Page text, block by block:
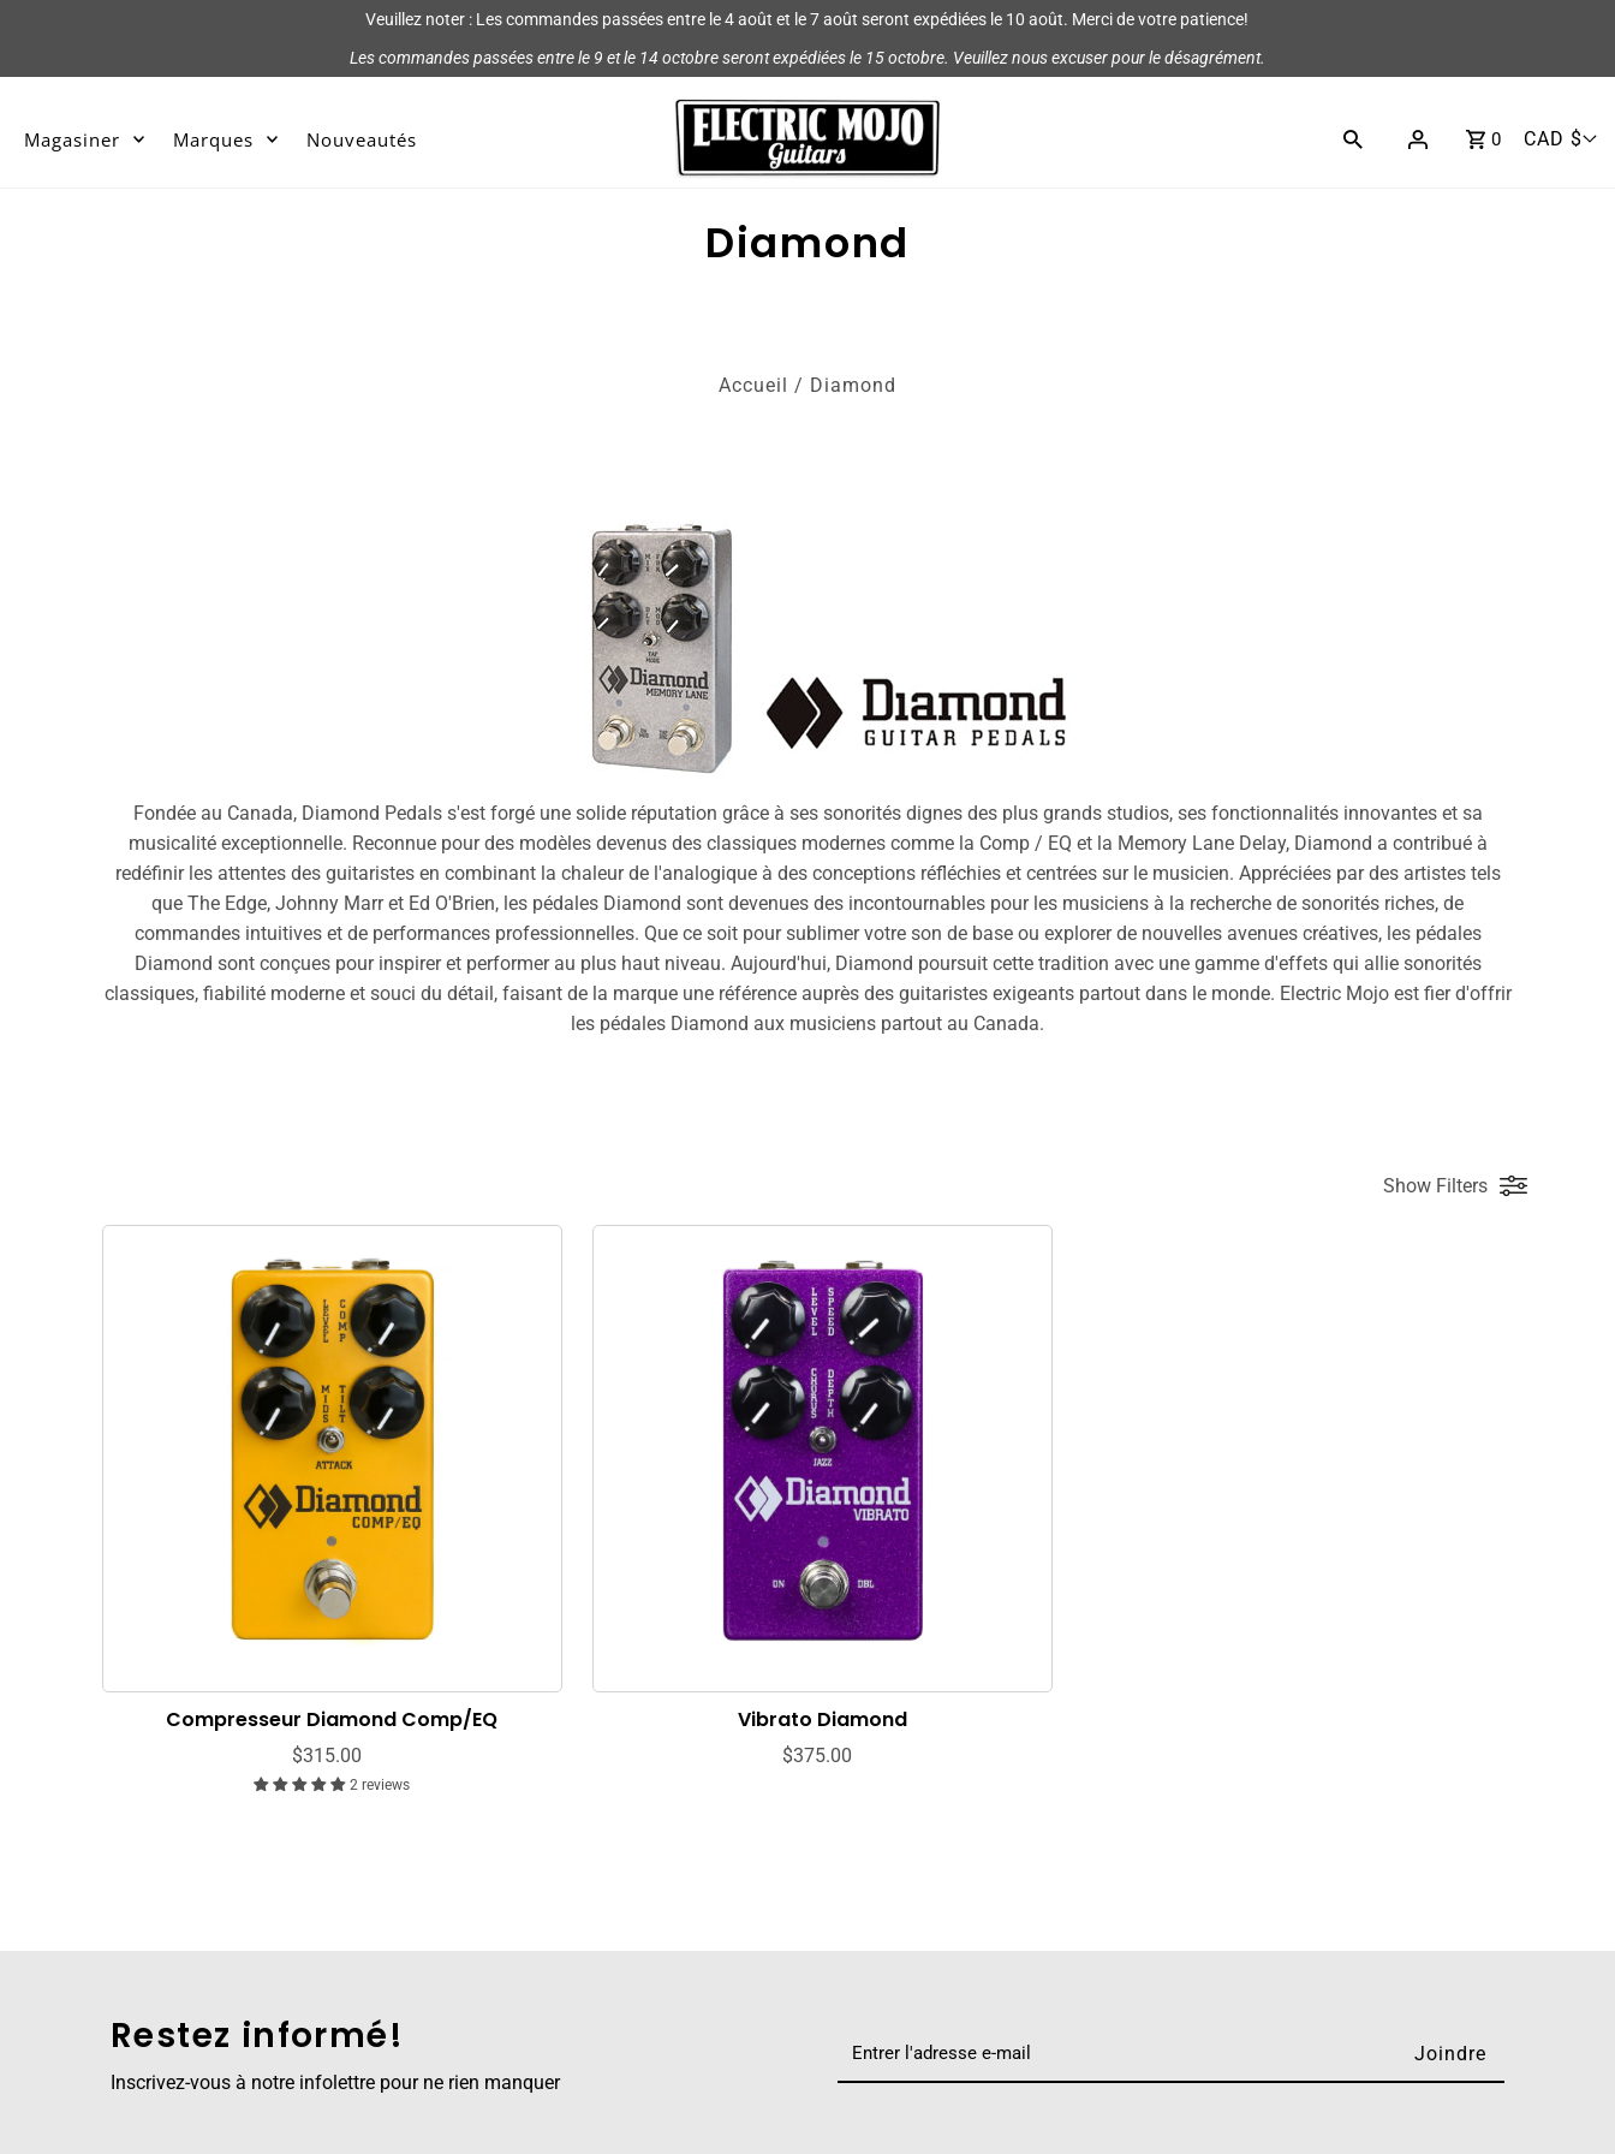
Veuillez noter : Les commandes passées entre le 4 août et le 7 août seront expédiées le 10 août. Merci de votre patience!
Les commandes passées entre le 9 et le 14 octobre seront expédiées le 15 octobre. Veuillez nous excuser pour le désagrément.
Magasiner Marques Nouveautés 0 CAD $
Diamond
Accueil / Diamond
Fondée au Canada, Diamond Pedals s'est forgé une solide réputation grâce à ses sonorités dignes des plus grands studios, ses fonctionnalités innovantes et sa
musicalité exceptionnelle. Reconnue pour des modèles devenus des classiques modernes comme la Comp / EQ et la Memory Lane Delay, Diamond a contribué à
redéfinir les attentes des guitaristes en combinant la chaleur de l'analogique à des conceptions réfléchies et centrées sur le musicien. Appréciées par des artistes tels
que The Edge, Johnny Marr et Ed O'Brien, les pédales Diamond sont devenues des incontournables pour les musiciens à la recherche de sonorités riches, de
commandes intuitives et de performances professionnelles. Que ce soit pour sublimer votre son de base ou explorer de nouvelles avenues créatives, les pédales
Diamond sont conçues pour inspirer et performer au plus haut niveau. Aujourd'hui, Diamond poursuit cette tradition avec une gamme d'effets qui allie sonorités
classiques, fiabilité moderne et souci du détail, faisant de la marque une référence auprès des guitaristes exigeants partout dans le monde. Electric Mojo est fier d'offrir
les pédales Diamond aux musiciens partout au Canada.
Show Filters
Compresseur Diamond Comp/EQ
$315.00
2 reviews
Vibrato Diamond
$375.00
Restez informé!
Inscrivez-vous à notre infolettre pour ne rien manquer